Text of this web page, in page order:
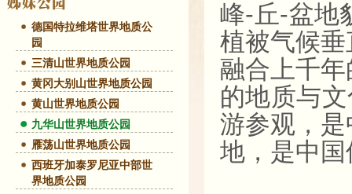
德国特拉维塔世界地质公
园
三清山世界地质公园
黄冈大别山世界地质公园
黄山世界地质公园
九华山世界地质公园
雁荡山世界地质公园
西班牙加泰罗尼亚中部世
界地质公园
峰- 丘-盆地
植被气候
融合上千
的地质与
游参观，
地，是中